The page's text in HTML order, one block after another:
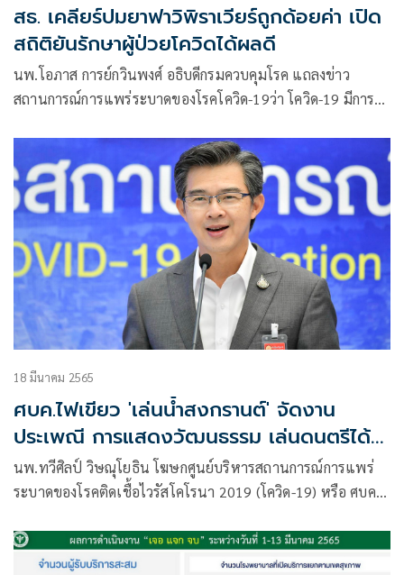
สธ. เคลียร์ปมยาฟาวิพิราเวียร์ถูกด้อยค่า เปิด
สถิติยันรักษาผู้ป่วยโควิดได้ผลดี
นพ.โอภาส​ การ​ย์​กวิน​พงศ์​ อธิบดีกรมควบคุมโรค แถลง​ข่าว​
สถานการณ์​การ​แพร่ระบาด​ของ​โรค​โค​วิด​-19​ว่า โควิด-19 มีการ
สาธารณสุขที่ต้องดูแลรักษาผู้ป่วย แม้จะไม่มีวิธีการรักษาหรือ
ไม่รู้จักโรค
18 มีนาคม 2565
ศบค.ไฟเขียว 'เล่นน้ำสงกรานต์' จัดงาน
ประเพณี การแสดงวัฒนธรรม เล่นดนตรีได้
ต้องขออนุญาตก่อน
นพ.ทวีศิลป์ วิษณุโยธิน โฆษกศูนย์บริหารสถานการณ์การแพร่
ระบาดของโรคติดเชื้อไวรัสโคโรนา 2019 (โควิด-19) หรือ ศบค.
โอชา นายกรัฐมนตรี ในฐานะผอ.ศบค.เป็นประธาน